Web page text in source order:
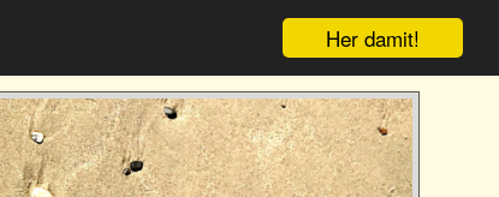
Her damit!